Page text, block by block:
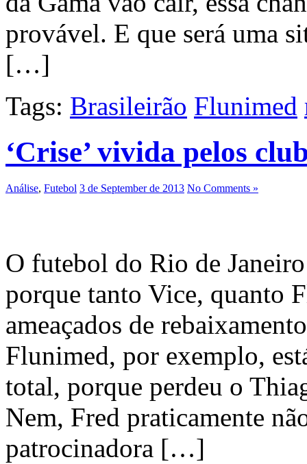
provável. E que será uma
[…]
Tags: Brasileirão Flunimed
‘Crise’ vivida pelos
Análise, Futebol 3 de September de 2013 No Comments »
O futebol do Rio de
porque tanto Vice, quanto
ameaçados de
Flunimed, por exemplo,
total, porque perdeu o
Nem, Fred praticamente
patrocinadora […]